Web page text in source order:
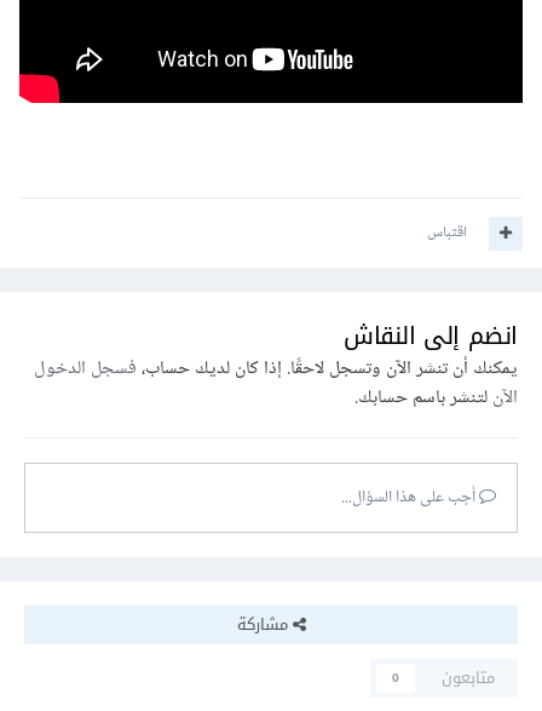
اقتباس
انضم إلى النقاش
يمكنك أن تنشر الآن وتسجل لاحقًا. إذا كان لديك حساب،فسجل الدخول
الآنلتنشر باسم حسابك.
أجب على هذا السؤال...
مشاركة
متابعون
0